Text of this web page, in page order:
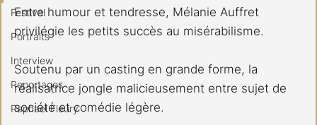
Festival
Portraits
Interview
Reportages
Raphael Fleury
Entre humour et tendresse, Mélanie Auffret
privilégie les petits succès au misérabilisme.
Soutenu par un casting en grande forme, la
réalisatrice jongle malicieusement entre sujet de
société et comédie légère.